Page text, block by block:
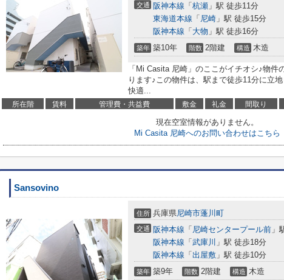
交通 阪神本線 「 杭瀬 」駅 徒歩11分
東海道本線 「 尼崎 」駅 徒歩15分
阪神本線 「 大物 」駅 徒歩16分
築年 築10年 階数 2階建 構造 木造
「Mi Casita 尼崎」のここがイチオシ♪物
ります♪この物件は、駅まで徒歩11分に立
快適...
所在階 賃料 管理費・共益費 敷金 礼金 間取り
現在空室情報がありません。
Mi Casita 尼崎へのお問い合わせはこちら
Sansovino
住所 兵庫県尼崎市蓬川町
交通 阪神本線 「 尼崎センタープール前 」
阪神本線 「 武庫川 」駅 徒歩18分
阪神本線 「 出屋敷 」駅 徒歩10分
築年 築9年 階数 2階建 構造 木造